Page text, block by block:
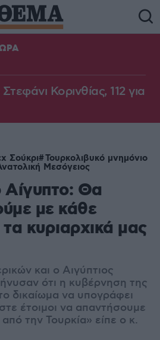
Κορινθίας, 112 για
Σούκρι Τουρκολιβυκό μνημόνιο
Μεσόγειος
Αίγυπτο: Θα
με κάθε
κυριαρχικά μας
και ο Αιγύπτιος
ότι η κυβέρνηση της
δικαίωμα να υπογράφει
έτοιμοι να απαντήσουμε
την Τουρκία» είπε ο κ.